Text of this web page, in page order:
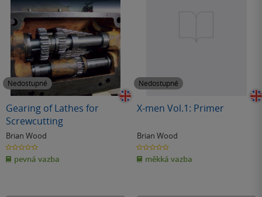
Nedostupné
Gearing of Lathes for
Screwcutting
Brian Wood
0.0
z
5
hvězdiček
pevná vazba
Nedostupné
X-men Vol.1: Primer
Brian Wood
0.0
z
5
hvězdiček
měkká vazba